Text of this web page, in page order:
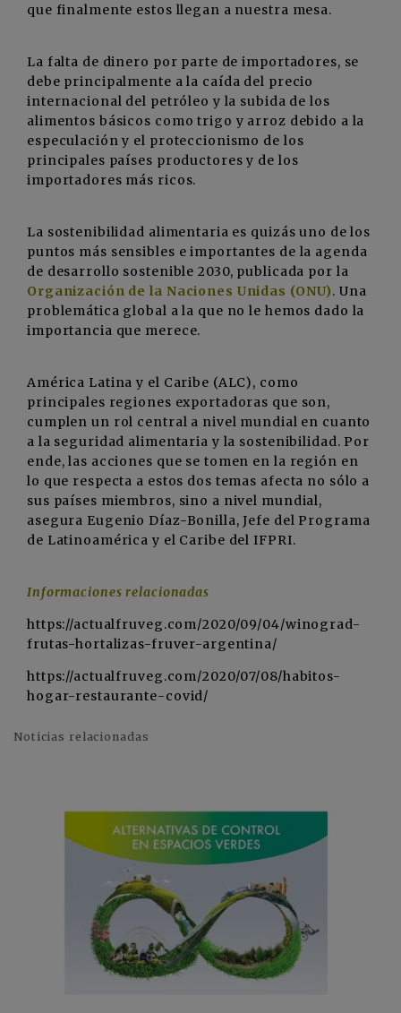
que finalmente estos llegan a nuestra mesa.
La falta de dinero por parte de importadores, se
debe principalmente a la caída del precio
internacional del petróleo y la subida de los
alimentos básicos como trigo y arroz debido a la
especulación y el proteccionismo de los
principales países productores y de los
importadores más ricos.
La sostenibilidad alimentaria es quizás uno de los
puntos más sensibles e importantes de la agenda
de desarrollo sostenible 2030, publicada por la
Organización de la Naciones Unidas (ONU). Una
problemática global a la que no le hemos dado la
importancia que merece.
América Latina y el Caribe (ALC), como
principales regiones exportadoras que son,
cumplen un rol central a nivel mundial en cuanto
a la seguridad alimentaria y la sostenibilidad. Por
ende, las acciones que se tomen en la región en
lo que respecta a estos dos temas afecta no sólo a
sus países miembros, sino a nivel mundial,
asegura Eugenio Díaz-Bonilla, Jefe del Programa
de Latinoamérica y el Caribe del IFPRI.
Informaciones relacionadas
https://actualfruveg.com/2020/09/04/winograd-
frutas-hortalizas-fruver-argentina/
https://actualfruveg.com/2020/07/08/habitos-
hogar-restaurante-covid/
Noticias relacionadas